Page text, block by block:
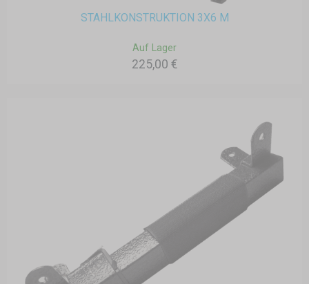
STAHLKONSTRUKTION 3X6 M
Auf Lager
225,00 €